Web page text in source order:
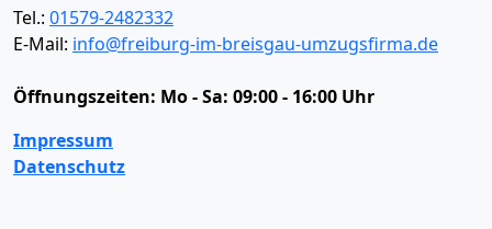
Tel.: 01579-2482332
E-Mail: info@freiburg-im-breisgau-umzugsfirma.de
Öffnungszeiten: Mo - Sa: 09:00 - 16:00 Uhr
Impressum
Datenschutz